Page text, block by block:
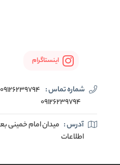
اینستاگرام
شماره تماس : 09126239794
09126239794
آدرس : میدان امام خمینی
اطلاعات